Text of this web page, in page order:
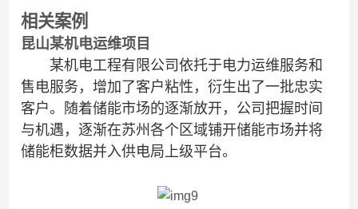
相关案例
昆山某机电运维项目
某机电工程有限公司依托于电力运维服务和
售电服务，增加了客户粘性，衍生出了一批忠实
客户。随着储能市场的逐渐放开，公司把握时间
与机遇，逐渐在苏州各个区域铺开储能市场并将
储能柜数据并入供电局上级平台。